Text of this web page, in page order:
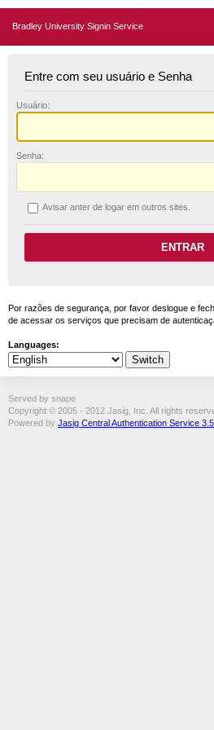
Bradley University Signin Service
Entre com seu usuário e Senha
Usuário:
Senha:
Avisar anter de logar em outros sites.
Por razões de segurança, por favor deslogue e
de acessar os serviços que precisam de
Languages:
Served by snape
Copyright © 2005 - 2012 Jasig, Inc. All rights
Powered by Jasig Central Authentication Service